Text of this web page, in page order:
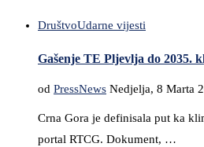
DruštvoUdarne vijesti
Gašenje TE Pljevlja do 2035.
od PressNews Nedjelja, 8 Marta
Crna Gora je definisala put ka
portal RTCG. Dokument, …